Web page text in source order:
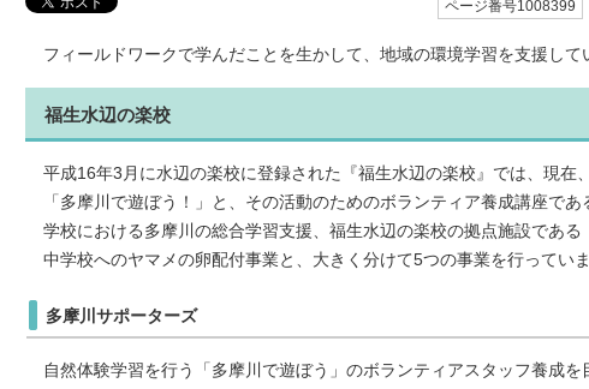
ページ番号1008399
フィールドワークで学んだことを生かして、地域の環境学習を支援して
福生水辺の楽校
平成16年3月に水辺の楽校に登録された『福生水辺の楽校』では、現在
「多摩川で遊ぼう！」と、その活動のためのボランティア養成講座で
学校における多摩川の総合学習支援、福生水辺の楽校の拠点施設であ
中学校へのヤマメの卵配付事業と、大きく分けて5つの事業を行っていま
多摩川サポーターズ
自然体験学習を行う「多摩川で遊ぼう」のボランティアスタッフ養成